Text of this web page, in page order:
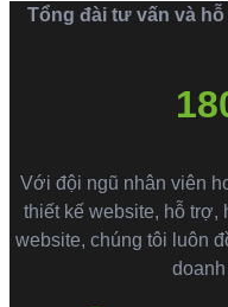
Tổng đài tư vấn và
Với đội ngũ nhân viên
thiết kế website, hỗ
website, chúng tôi luôn